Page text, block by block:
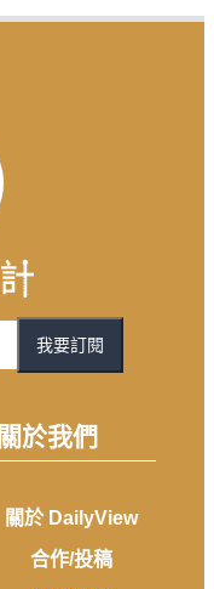
我要訂閱
關於我們
關於 DailyView
合作/投稿